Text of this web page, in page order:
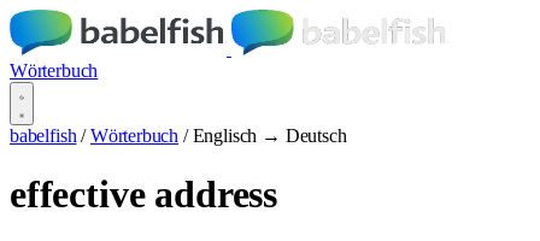
Wörterbuch
babelfish / Wörterbuch / Englisch → Deutsch
effective address